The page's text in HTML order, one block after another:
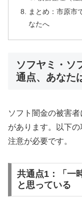
まとめ：市原市
なたへ
ソフヤミ・ソ
通点、あなた
ソフト闇金の被害
があります。以下
注意が必要です。
共通点1：「一
と思っている